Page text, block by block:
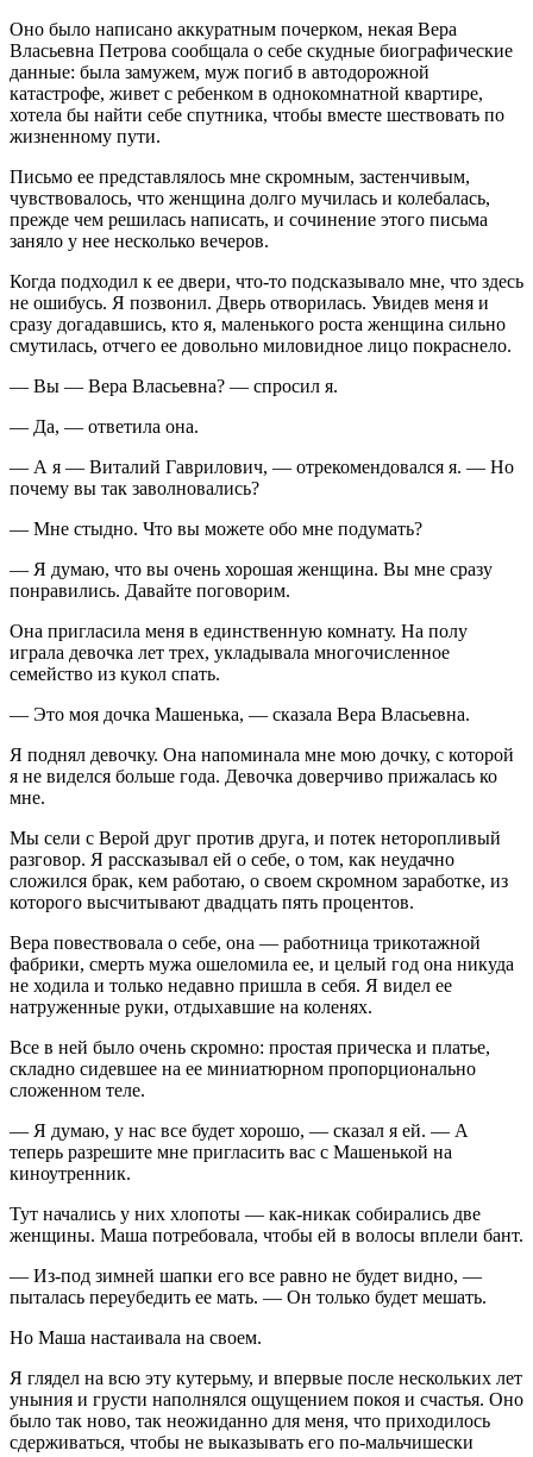
Оно было написано аккуратным почерком, некая Вера
Власьевна Петрова сообщала о себе скудные биографические
данные: была замужем, муж погиб в автодорожной
катастрофе, живет с ребенком в однокомнатной квартире,
хотела бы найти себе спутника, чтобы вместе шествовать по
жизненному пути.
Письмо ее представлялось мне скромным, застенчивым,
чувствовалось, что женщина долго мучилась и колебалась,
прежде чем решилась написать, и сочинение этого письма
заняло у нее несколько вечеров.
Когда подходил к ее двери, что-то подсказывало мне, что здесь
не ошибусь. Я позвонил. Дверь отворилась. Увидев меня и
сразу догадавшись, кто я, маленького роста женщина сильно
смутилась, отчего ее довольно миловидное лицо покраснело.
— Вы — Вера Власьевна? — спросил я.
— Да, — ответила она.
— А я — Виталий Гаврилович, — отрекомендовался я. — Но
почему вы так заволновались?
— Мне стыдно. Что вы можете обо мне подумать?
— Я думаю, что вы очень хорошая женщина. Вы мне сразу
понравились. Давайте поговорим.
Она пригласила меня в единственную комнату. На полу
играла девочка лет трех, укладывала многочисленное
семейство из кукол спать.
— Это моя дочка Машенька, — сказала Вера Власьевна.
Я поднял девочку. Она напоминала мне мою дочку, с которой
я не виделся больше года. Девочка доверчиво прижалась ко
мне.
Мы сели с Верой друг против друга, и потек неторопливый
разговор. Я рассказывал ей о себе, о том, как неудачно
сложился брак, кем работаю, о своем скромном заработке, из
которого высчитывают двадцать пять процентов.
Вера повествовала о себе, она — работница трикотажной
фабрики, смерть мужа ошеломила ее, и целый год она никуда
не ходила и только недавно пришла в себя. Я видел ее
натруженные руки, отдыхавшие на коленях.
Все в ней было очень скромно: простая прическа и платье,
складно сидевшее на ее миниатюрном пропорционально
сложенном теле.
— Я думаю, у нас все будет хорошо, — сказал я ей. — А
теперь разрешите мне пригласить вас с Машенькой на
киноутренник.
Тут начались у них хлопоты — как-никак собирались две
женщины. Маша потребовала, чтобы ей в волосы вплели бант.
— Из-под зимней шапки его все равно не будет видно, —
пыталась переубедить ее мать. — Он только будет мешать.
Но Маша настаивала на своем.
Я глядел на всю эту кутерьму, и впервые после нескольких лет
уныния и грусти наполнялся ощущением покоя и счастья. Оно
было так ново, так неожиданно для меня, что приходилось
сдерживаться, чтобы не выказывать его по-мальчишески